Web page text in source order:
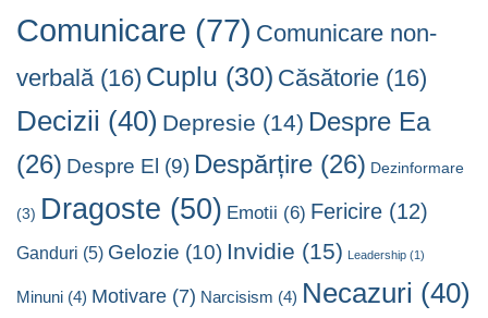
Comunicare (77) Comunicare non-
verbală (16) Cuplu (30) Căsătorie (16)
Decizii (40) Depresie (14) Despre Ea
(26) Despre El (9) Despărțire (26) Dezinformare
(3) Dragoste (50) Emotii (6) Fericire (12)
Ganduri (5) Gelozie (10) Invidie (15) Leadership (1)
Minuni (4) Motivare (7) Narcisism (4) Necazuri (40)